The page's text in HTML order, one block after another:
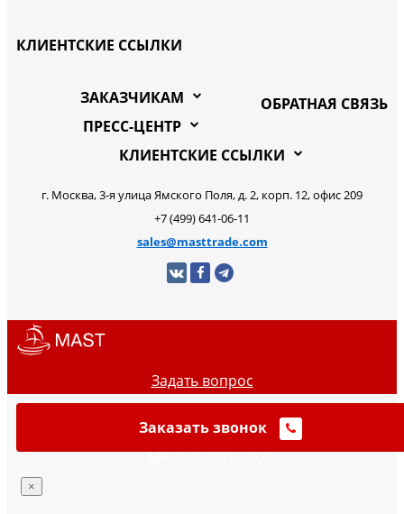
КЛИЕНТСКИЕ ССЫЛКИ
ОБРАТНАЯ СВЯЗЬ
ЗАКАЗЧИКАМ
ПРЕСС-ЦЕНТР
КЛИЕНТСКИЕ ССЫЛКИ
г. Москва, 3-я улица Ямского Поля, д. 2, корп. 12, офис 209
+7 (499) 641-06-11
sales@masttrade.com
Задать вопрос
Заказать звонок
MAST © 2020-2026
×